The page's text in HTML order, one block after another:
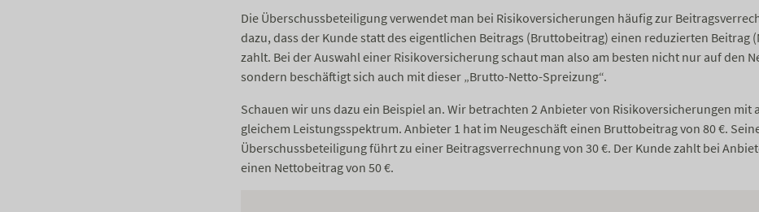
Die Überschussbeteiligung verwendet man bei Risikoversicherungen häufig zur
dazu, dass der Kunde statt des eigentlichen Beitrags (Bruttobeitrag) einen reduzierten Beitrag
zahlt. Bei der Auswahl einer Risikoversicherung schaut man also am besten nicht nur auf den
sondern beschäftigt sich auch mit dieser „Brutto-Netto-Spreizung“.
Schauen wir uns dazu ein Beispiel an. Wir betrachten 2 Anbieter von Risikoversicherungen mit
gleichem Leistungsspektrum. Anbieter 1 hat im Neugeschäft einen Bruttobeitrag von 80 €.
Überschussbeteiligung führt zu einer Beitragsverrechnung von 30 €. Der Kunde zahlt bei
einen Nettobeitrag von 50 €.